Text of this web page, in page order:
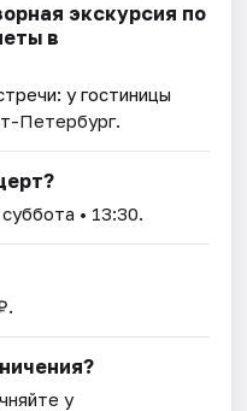
экскурсия по
в
у гостиницы
Петербург.
суббота • 13:30.
у